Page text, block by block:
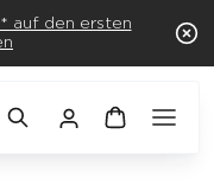
auf den ersten